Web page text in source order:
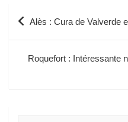
Navigation
Alès : Cura de Valverde
Roquefort : Intéressante